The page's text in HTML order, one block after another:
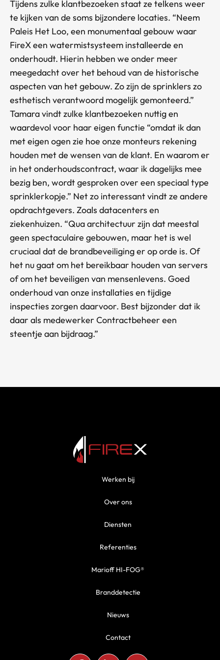
Tijdens zulke klantbezoeken staat ze telkens weer
te kijken van de soms bijzondere locaties. “Neem
Paleis Het Loo, een monumentaal gebouw waar
FireX een watermistsysteem installeerde en
onderhoudt. Hierin hebben we onder meer
meegedacht over het behoud van de historische
aspecten van het gebouw. Zo zijn de sprinklers zo
esthetisch verantwoord mogelijk gemonteerd.”
Tamara vindt zulke klantbezoeken nuttig en
waardevol voor haar eigen functie “omdat ik dan
met eigen ogen zie hoe onze monteurs rekening
houden met de wensen van de klant. En waarom er
in het onderhoudscontract, waar ik dagelijks mee
bezig ben, wordt gesproken over een speciaal type
sprinklerkopje.” Net zo interessant vindt ze andere
opdrachtgevers. Zoals datacenters en
ziekenhuizen. “Qua architectuur zijn dat meestal
geen spectaculaire gebouwen, maar het is wel
cruciaal dat de brandbeveiliging er op orde is. Of
het nu gaat om het bereikbaar houden van servers
of om het beveiligen van mensenlevens. Goed
onderhoud van onze installaties en tijdige
inspecties zorgen daarvoor. Best bijzonder dat ik
daar als medewerker Contractbeheer een
steentje aan bijdraag.”
Werken bij
Over ons
Diensten
Referenties
Marioff HI-FOG®
Branddetectie
Nieuws
Contact